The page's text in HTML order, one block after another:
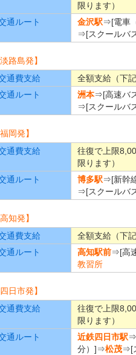
限ります）
通ルート
金沢駅⇒[電車
⇒[スクールバ
淡路島発】
通費支給
全額支給（下
通ルート
洲本⇒[高速バ
⇒[スクールバ
福岡発】
通費支給
往復で上限
限ります）
通ルート
博多駅⇒[新幹
⇒[スクールバ
高知発】
通費支給
全額支給（下
通ルート
高知駅前⇒[高
教習所
四日市発】
通費支給
往復で上限
限ります）
通ルート
近鉄四日市駅
分）]⇒松茂⇒[